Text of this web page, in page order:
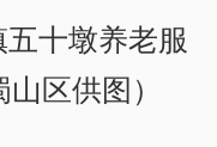
十墩养老服
区供图）